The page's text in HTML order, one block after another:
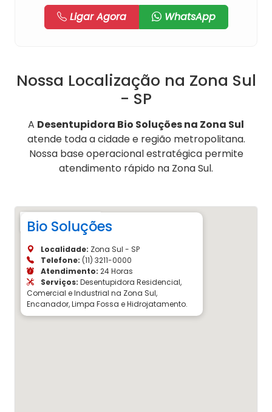
Ligar Agora
WhatsApp
Nossa Localização na Zona Sul
- SP
A Desentupidora Bio Soluções na Zona Sul
atende toda a cidade e região metropolitana.
Nossa base operacional estratégica permite
atendimento rápido na Zona Sul.
Bio Soluções
Localidade: Zona Sul - SP
Telefone: (11) 3211-0000
Atendimento: 24 Horas
Serviços: Desentupidora Residencial,
Comercial e Industrial na Zona Sul,
Encanador, Limpa Fossa e Hidrojatamento.